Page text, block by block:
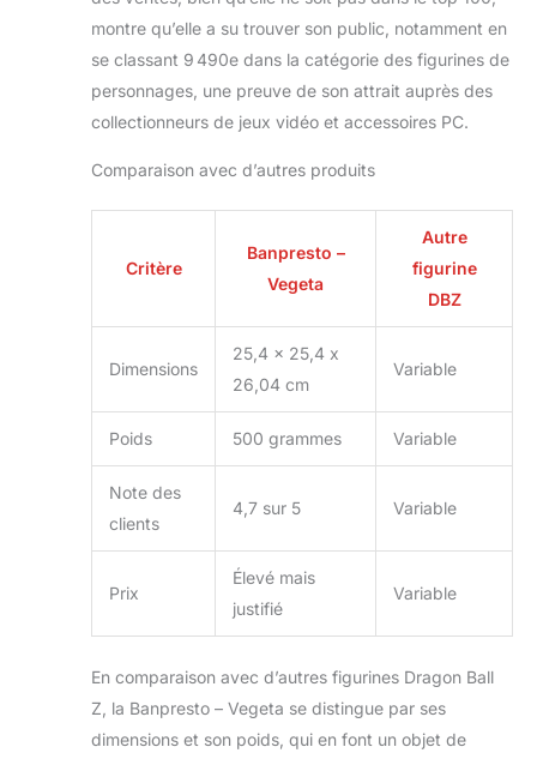
montre qu’elle a su trouver son public, notamment en
se classant 9 490e dans la catégorie des figurines de
personnages, une preuve de son attrait auprès des
collectionneurs de jeux vidéo et accessoires PC.
Comparaison avec d’autres produits
Critère
Banpresto –
Vegeta
Autre
figurine
DBZ
Dimensions
25,4 x 25,4 x
26,04 cm
Variable
Poids 500 grammes Variable
Note des
clients
4,7 sur 5 Variable
Prix
Élevé mais
justifié
Variable
En comparaison avec d’autres figurines Dragon Ball
Z, la Banpresto – Vegeta se distingue par ses
dimensions et son poids, qui en font un objet de